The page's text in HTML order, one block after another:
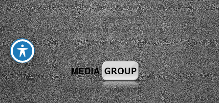
קניין רוחני ו/או אין ברצונך שהתוכן יופיע באתר, וגם לא כפרסום חינמי מצידנו,
אנא פנה אלינו בכל דרך שמוצגת כאן באתר או ברשתות החברתיות ואנו נענה
בהקדם האפשרי בכדי לסדר את הבעיה ו/או את אי הנעימות, תודה וסליחה
מראש, צוות אדמה.
קידום אורגני|קידום אתרים